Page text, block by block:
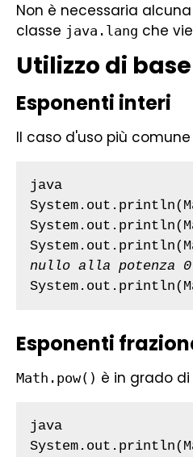
Non è necessaria
classe java.lang che
Utilizzo di
Esponenti interi
Il caso d'uso più
java
nullo alla potenza
Esponenti
Math.pow() è in grado
java